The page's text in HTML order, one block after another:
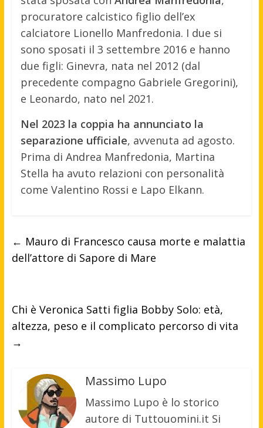
procuratore calcistico figlio dell’ex
calciatore Lionello Manfredonia. I due si
sono sposati il 3 settembre 2016 e hanno
due figli: Ginevra, nata nel 2012 (dal
precedente compagno Gabriele Gregorini),
e Leonardo, nato nel 2021.
Nel 2023 la coppia ha annunciato la
separazione ufficiale, avvenuta ad agosto.
Prima di Andrea Manfredonia, Martina
Stella ha avuto relazioni con personalità
come Valentino Rossi e Lapo Elkann.
← Mauro di Francesco causa morte e malattia
dell’attore di Sapore di Mare
Chi è Veronica Satti figlia Bobby Solo: età,
altezza, peso e il complicato percorso di vita
→
Massimo Lupo
Massimo Lupo è lo storico
autore di Tuttouomini.it Si